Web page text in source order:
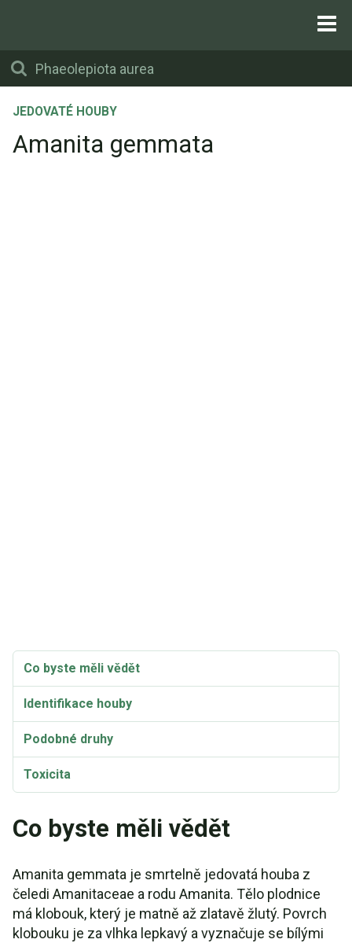
JEDOVATÉ HOUBY
Amanita gemmata
Co byste měli vědět
Identifikace houby
Podobné druhy
Toxicita
Synonyma
Co byste měli vědět
Amanita gemmata je smrtelně jedovatá houba z
čeledi Amanitaceae a rodu Amanita. Tělo plodnice
má klobouk, který je matně až zlatavě žlutý. Povrch
klobouku je za vlhka lepkavý a vyznačuje se bílými